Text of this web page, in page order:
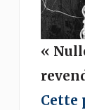
«
Cette